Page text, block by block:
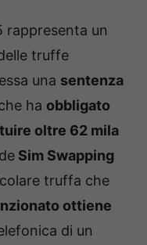
rappresenta un
truffe
una sentenza
ha obbligato
oltre 62 mila
Sim Swapping
truffa che
ottiene
di un